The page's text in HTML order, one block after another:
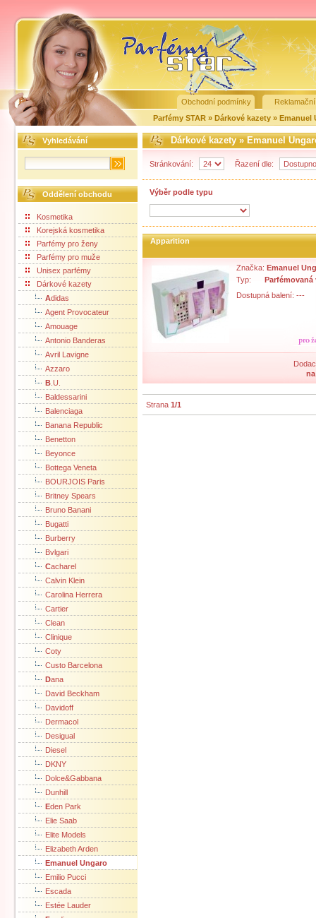
Obchodní podmínky
Parfémy STAR » Dárkové kazety » Emanuel
Vyhledávání
Oddělení obchodu
Kosmetika
Korejská kosmetika
Parfémy pro ženy
Parfémy pro muže
Unisex parfémy
Dárkové kazety
Adidas
Agent Provocateur
Amouage
Antonio Banderas
Avril Lavigne
Azzaro
B .U.
Baldessarini
Balenciaga
Banana Republic
Benetton
Beyonce
Bottega Veneta
BOURJOIS Paris
Britney Spears
Bruno Banani
Bugatti
Burberry
Bvlgari
Cacharel
Calvin Klein
Carolina Herrera
Cartier
Clean
Clinique
Coty
Custo Barcelona
Dana
David Beckham
Davidoff
Dermacol
Desigual
Diesel
DKNY
Dolce&Gabbana
Dunhill
Eden Park
Elie Saab
Elite Models
Elizabeth Arden
Emanuel Ungaro
Emilio Pucci
Escada
Estée Lauder
Dárkové kazety»Emanuel
Stránkování: Řazení dle:
Výběr podle typu
Apparition
Značka: Emanuel
Typ:
Parfémovaná
Dostupná balení: ---
Strana 1/1